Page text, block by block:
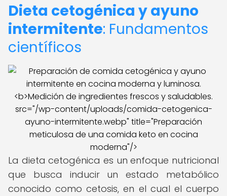
Dieta cetogénica y ayuno
intermitente: Fundamentos
científicos
src="/wp-content/uploads/comida-cetogenica-
ayuno-intermitente.webp" title="Preparación
meticulosa de una comida keto en cocina
moderna"/>
La dieta cetogénica es un enfoque nutricional
que busca inducir un estado metabólico
conocido como cetosis, en el cual el cuerpo